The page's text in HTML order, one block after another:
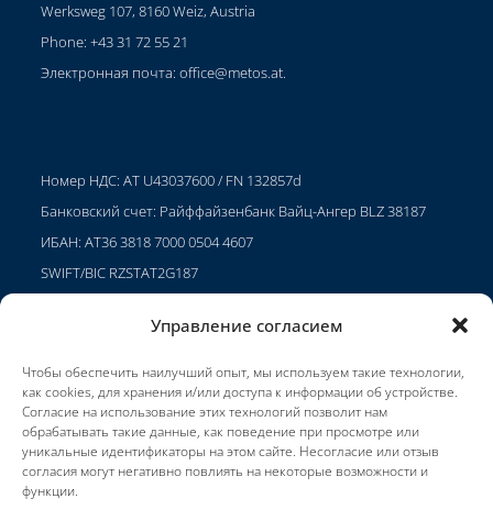
Управление согласием
Чтобы обеспечить наилучший опыт, мы используем такие технологии,
как cookies, для хранения и/или доступа к информации об устройстве.
Согласие на использование этих технологий позволит нам
обрабатывать такие данные, как поведение при просмотре или
уникальные идентификаторы на этом сайте. Несогласие или отзыв
согласия могут негативно повлиять на некоторые возможности и
функции.
Werksweg 107, 8160 Weiz, Austria
Phone: +43 31 72 55 21
Электронная почта:office@metos.at.
Номер НДС: AT U43037600 / FN 132857d
Банковский счет: Райффайзенбанк Вайц-Ангер BLZ 38187
ИБАН: AT36 3818 7000 0504 4607
SWIFT/BIC RZSTAT2G187
Проекты
Карьера
Условия использования
Impressum